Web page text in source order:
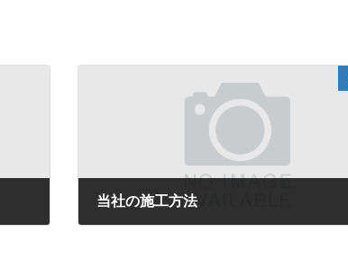
当社の施工方法